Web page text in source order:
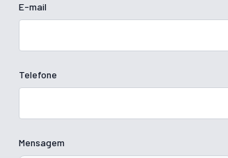
E-mail
Telefone
Mensagem